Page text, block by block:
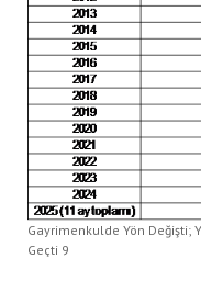
Gayrimenkulde Yön Değişti;
Geçti 9